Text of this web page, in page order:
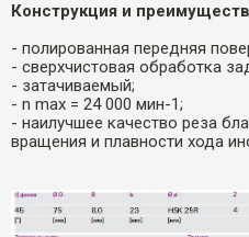
Конструкция и
- полированная передняя
- сверхчистовая обработка
- затачиваемый;
- n max = 24 000 мин-1;
- наилучшее качество реза
вращения и плавности хода